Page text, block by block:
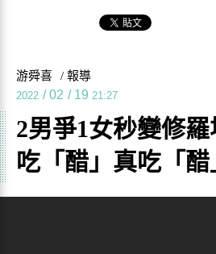
游舜喜 / 報導
2022 / 02 / 19 21:27
2男爭1女秒變修
吃「醋」真吃「